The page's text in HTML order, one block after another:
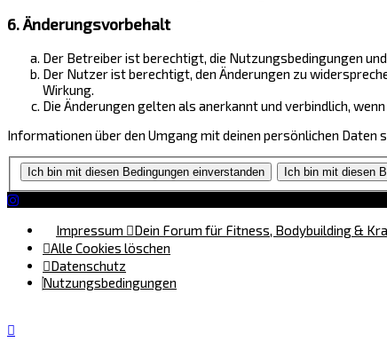
6. Änderungsvorbehalt
Der Betreiber ist berechtigt, die Nutzungsbedingungen
Der Nutzer ist berechtigt, den Änderungen zu
Wirkung.
Die Änderungen gelten als anerkannt und verbindlich,
Informationen über den Umgang mit deinen persönlichen Daten
Impressum
Dein Forum für Fitness, Bodybuilding &
Alle Cookies löschen
Datenschutz
Nutzungsbedingungen